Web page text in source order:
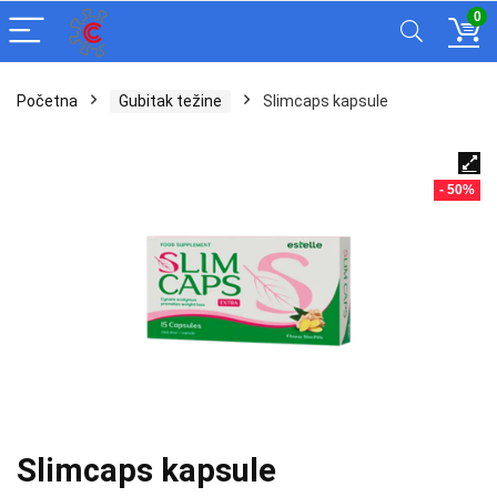
0
Početna Gubitak težine Slimcaps kapsule
- 50%
Slimcaps kapsule